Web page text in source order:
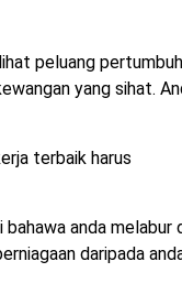
peluang
yang sihat.
terbaik harus
anda melabur
daripada